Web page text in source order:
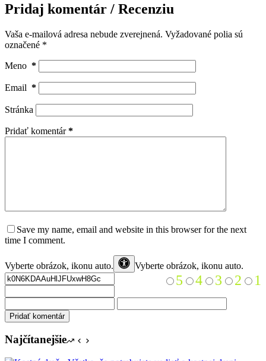
Pridaj komentár / Recenziu
Vaša e-mailová adresa nebude zverejnená. Vyžadované polia sú
označené *
Meno *
Email *
Stránka
Pridať komentár*
Save my name, email and website in this browser for the next
time I comment.
Vyberte obrázok, ikonu auto. Vyberte obrázok, ikonu auto.
1
2
3
4
5
Pridať komentár
Najčítanejšie